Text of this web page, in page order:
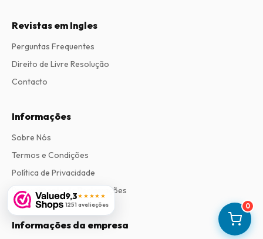
0
9,3★★★★★
1251 avaliações
Revistas em Ingles
Perguntas Frequentes
Direito de Livre Resolução
Contacto
Informações
Sobre Nós
Termos e Condições
Política de Privacidade
Procedimento de Reclamações
Informações da empresa